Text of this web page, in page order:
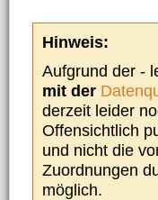
Hinweis:
Aufgrund der -
mit der
derzeit leider
Offensichtlich
und nicht die
Zuordnungen
möglich.